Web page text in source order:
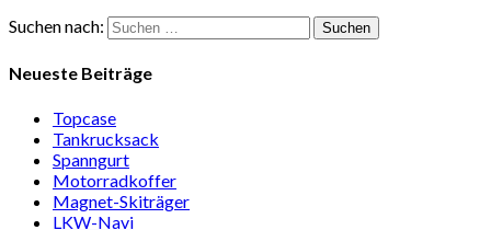
Suchen nach:
Neueste Beiträge
Topcase
Tan­kruck­sack
Spann­gurt
Motor­rad­koffer
Magnet-Ski­träger
LKW-Navi